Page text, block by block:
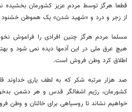
قطعا هرگز توسط مردم عزیز کشورمان بخشیده
از زجر و درد و «شهید شدن» یک هموطن
مسلما مردم هرگز چنین افرادی را فراموش
هیچ عرق ملی در این آدمها دیده نمی شود و
اطلاق کرد وطن فروش است.
صد هزار مرتبه شکر که به لطف یاری خداوند
کشورمان، رژیم اشغالگر قدس و هر دشمن
خواهیم نشاند تا روسیاهی برای خائنان و وطن